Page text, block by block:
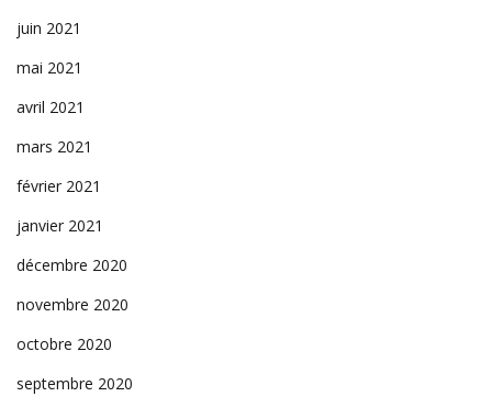
juin 2021
mai 2021
avril 2021
mars 2021
février 2021
janvier 2021
décembre 2020
novembre 2020
octobre 2020
septembre 2020